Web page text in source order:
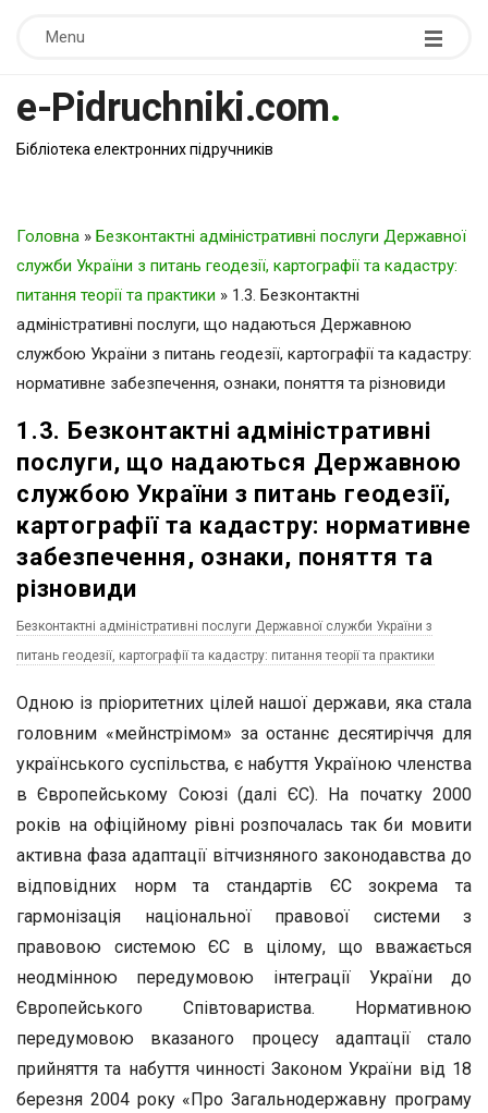
Menu
e-Pidruchniki.com.
Бібліотека електронних підручників
Головна » Безконтактні адміністративні послуги Державної
служби України з питань геодезії, картографії та кадастру:
питання теорії та практики » 1.3. Безконтактні
адміністративні послуги, що надаються Державною
службою України з питань геодезії, картографії та кадастру:
нормативне забезпечення, ознаки, поняття та різновиди
1.3. Безконтактні адміністративні
послуги, що надаються Державною
службою України з питань геодезії,
картографії та кадастру: нормативне
забезпечення, ознаки, поняття та
різновиди
Безконтактні адміністративні послуги Державної служби України з
питань геодезії, картографії та кадастру: питання теорії та практики
Одною із пріоритетних цілей нашої держави, яка стала
головним «мейнстрімом» за останнє десятиріччя для
українського суспільства, є набуття Україною членства
в Європейському Союзі (далі ЄС). На початку 2000
років на офіційному рівні розпочалась так би мовити
активна фаза адаптації вітчизняного законодавства до
відповідних норм та стандартів ЄС зокрема та
гармонізація національної правової системи з
правовою системою ЄС в цілому, що вважається
неодмінною передумовою інтеграції України до
Європейського Співтовариства. Нормативною
передумовою вказаного процесу адаптації стало
прийняття та набуття чинності Законом України від 18
березня 2004 року «Про Загальнодержавну програму